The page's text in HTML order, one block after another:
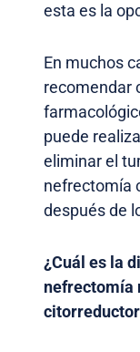
esta es la
En muchos
recomendar
puede
eliminar el
nefrectomía
después de
¿Cuál es la
nefrectomía